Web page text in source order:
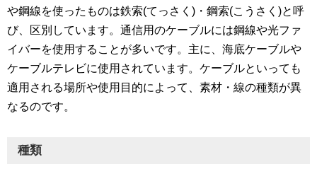
や鋼線を使ったものは鉄索(てっさく)・鋼索(こうさく)と呼
び、区別しています。通信用のケーブルには鋼線や光ファ
イバーを使用することが多いです。主に、海底ケーブルや
ケーブルテレビに使用されています。ケーブルといっても
適用される場所や使用目的によって、素材・線の種類が異
なるのです。
種類